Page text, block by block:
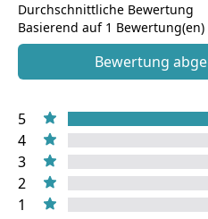
Durchschnittliche Bewertung
Basierend auf 1 Bewertung(en)
Bewertung
5
4
3
2
1